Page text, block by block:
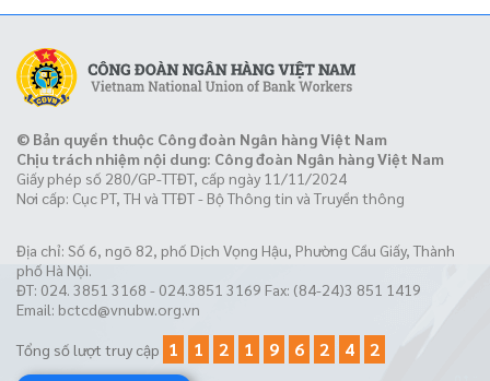
© Bản quyền thuộc Công đoàn Ngân hàng Việt Nam
Chịu trách nhiệm nội dung: Công đoàn Ngân hàng Việt Nam
Giấy phép số 280/GP-TTĐT, cấp ngày 11/11/2024
Nơi cấp: Cục PT, TH và TTĐT - Bộ Thông tin và Truyền thông
Địa chỉ: Số 6, ngõ 82, phố Dịch Vọng Hậu, Phường Cầu Giấy, Thành
phố Hà Nội.
ĐT: 024. 3851 3168 - 024.3851 3169 Fax: (84-24)3 851 1419
Email: bctcd@vnubw.org.vn
Tổng số lượt truy cập 1 1 2 1 9 6 2 4
2